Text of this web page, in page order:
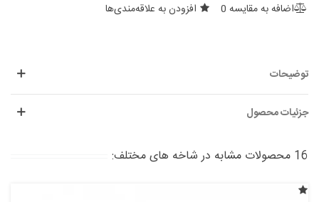
اضافه به مقایسه 0 افزودن به علاقه‌مندی‌ها
توضیحات
جزئیات محصول
16 محصولات مشابه در شاخه های مختلف: